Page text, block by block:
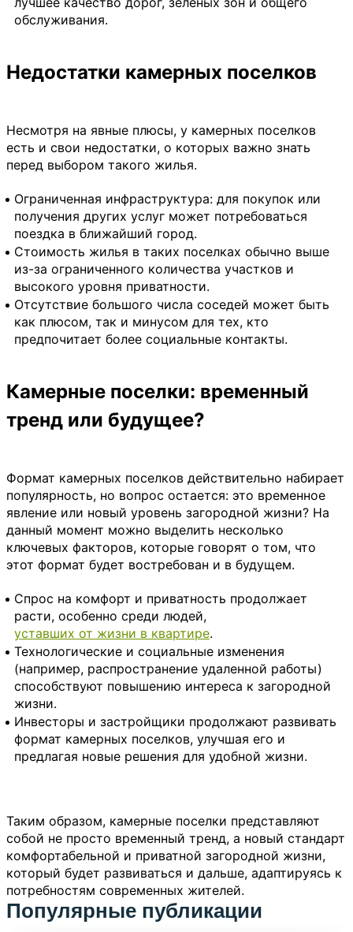
обслуживания.
Недостатки камерных поселков
Несмотря на явные плюсы, у камерных поселков
есть и свои недостатки, о которых важно знать
перед выбором такого жилья.
Ограниченная инфраструктура: для покупок или
получения других услуг может потребоваться
поездка в ближайший город.
Стоимость жилья в таких поселках обычно выше
из-за ограниченного количества участков и
высокого уровня приватности.
Отсутствие большого числа соседей может быть
как плюсом, так и минусом для тех, кто
предпочитает более социальные контакты.
Камерные поселки: временный
тренд или будущее?
Формат камерных поселков действительно набирает
популярность, но вопрос остается: это временное
явление или новый уровень загородной жизни? На
данный момент можно выделить несколько
ключевых факторов, которые говорят о том, что
этот формат будет востребован и в будущем.
Спрос на комфорт и приватность продолжает
расти, особенно среди людей,
уставших от жизни в квартире.
Технологические и социальные изменения
(например, распространение удаленной работы)
способствуют повышению интереса к загородной
жизни.
Инвесторы и застройщики продолжают развивать
формат камерных поселков, улучшая его и
предлагая новые решения для удобной жизни.
Таким образом, камерные поселки представляют
собой не просто временный тренд, а новый стандарт
комфортабельной и приватной загородной жизни,
который будет развиваться и дальше, адаптируясь к
потребностям современных жителей.
Популярные публикации